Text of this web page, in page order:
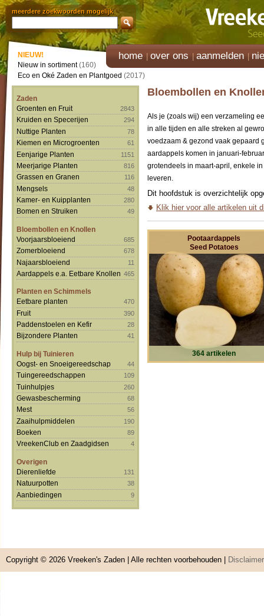
meerdere zoekwoorden mogelijk
home over ons aanmelden
NIEUW!
Nieuw in sortiment(160)
Eco en Oké Zaden en Plantgoed (2017)
Zaden
Groenten en Fruit
2843
Kruiden en Specerijen 294
Nuttige Planten 78
Kiemen en Microgroenten 61
Eenjarige Planten 1151
Meerjarige Planten 816
Grassen en Granen 116
Mengsels 48
Kamer- en Kuipplanten 280
Bomen en Struiken 49
Bloembollen en Knollen
Voorjaarsbloeiend
685
Zomerbloeiend 678
Najaarsbloeiend 11
Aardappels e.a. Eetbare Knollen 465
Planten en Schimmels
Eetbare planten
470
Fruit 390
Paddenstoelen en Kefir 28
Bijzondere Planten 41
Hulp bij Tuinieren
Oogst- en Snoeigereedschap
44
Tuingereedschappen 109
Tuinhulpjes 260
Gewasbescherming 68
Mest 56
Zaaihulpmiddelen 190
Boeken 89
VreekenClub en Zaadgidsen 4
Overigen
Dierenliefde
131
Natuurpotten 38
Aanbiedingen 9
Bloembollen en
Als je (zoals wij) een verzameling
in alle tijden en alle streken al
voedzaam & gezond vaak gepaard
aardappels komen in januari-
grotendeels in maart-april, enkele
leveren.
Dit hoofdstuk is overzichtelijk
Klik hier voor alle artikelen uit
Pootaardappels
Seed Potatoes
364 artikelen
Copyright © 2026 Vreeken's Zaden | Alle rechten voorbehouden | Disclaimer